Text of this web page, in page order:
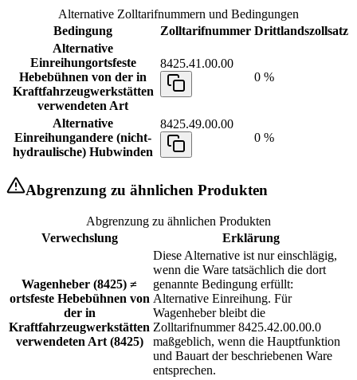
Alternative Zolltarifnummern und Bedingungen
Bedingung
Zolltarifnummer Drittlandszollsatz
Alternative
Einreihungortsfeste
Hebebühnen von der in
Kraftfahrzeugwerkstätten
verwendeten Art
8425.41.00.00
0 %
Alternative
Einreihungandere (nicht-
hydraulische) Hubwinden
8425.49.00.00
0 %
Abgrenzung zu ähnlichen Produkten
Abgrenzung zu ähnlichen Produkten
Verwechslung
Erklärung
Wagenheber (8425) ≠
ortsfeste Hebebühnen von
der in
Kraftfahrzeugwerkstätten
verwendeten Art (8425)
Diese Alternative ist nur einschlägig,
wenn die Ware tatsächlich die dort
genannte Bedingung erfüllt:
Alternative Einreihung. Für
Wagenheber bleibt die
Zolltarifnummer 8425.42.00.00.0
maßgeblich, wenn die Hauptfunktion
und Bauart der beschriebenen Ware
entsprechen.